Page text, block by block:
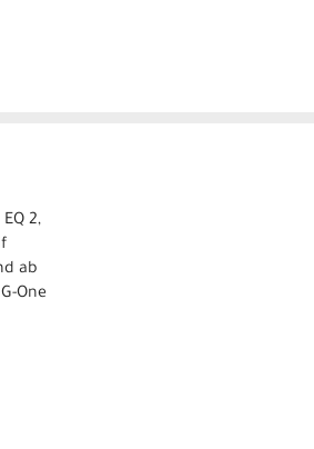
2,
ab
One